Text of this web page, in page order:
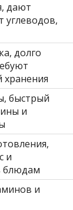
дают
углеводов,
долго
хранения
быстрый
и
и
блюдам
и